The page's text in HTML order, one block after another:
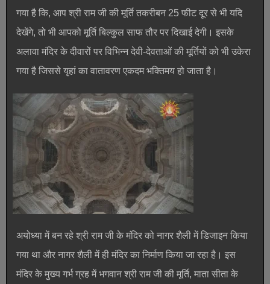
गया है कि, आप श्री राम जी की मूर्ति तकरीबन 25 फीट दूर से भी यदि
देखेंगे, तो भी आपको मूर्ति बिल्कुल साफ तौर पर दिखाई देगी। इसके
अलावा मंदिर के दीवारों पर विभिन्न देवी-देवताओं की मूर्तियों को भी उकेरा
गया है जिससे यृहां का वातावरण एकदम भक्तिमय हो जाता है।
अयोध्या में बन रहे श्री राम जी के मंदिर को नागर शैली में डिजाइन किया
गया था और नागर शैली में ही मंदिर का निर्माण किया जा रहा है। इस
मंदिर के मुख्य गर्भ ग्रह में भगवान श्री राम जी की मूर्ति, माता सीता के